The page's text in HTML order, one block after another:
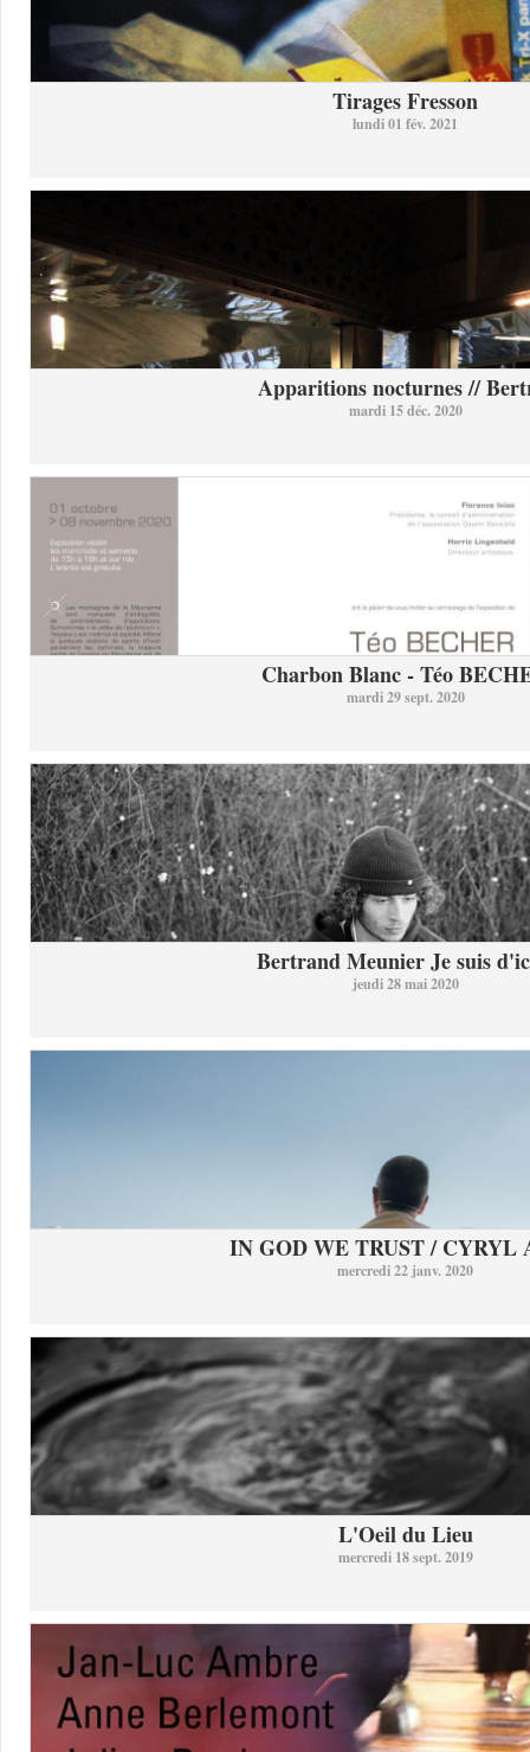
Tirages Fresson
lundi 01 fév. 2021
Apparitions nocturnes //
mardi 15 déc. 2020
Charbon Blanc - Téo
mardi 29 sept. 2020
Bertrand Meunier Je suis
jeudi 28 mai 2020
IN GOD WE TRUST / CYRYL
mercredi 22 janv. 2020
L'Oeil du Lieu
mercredi 18 sept. 2019